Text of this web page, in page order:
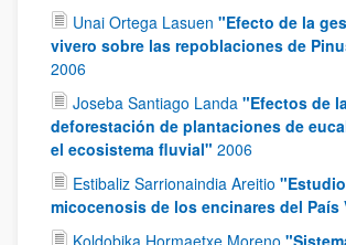
Unai Ortega Lasuen "Efecto de la
vivero sobre las repoblaciones de
2006
Joseba Santiago Landa "Efectos de
deforestación de plantaciones de
el ecosistema fluvial" 2006
Estibaliz Sarrionaindia Areitio
micocenosis de los encinares del País
Koldobika Hormaetxe Moreno